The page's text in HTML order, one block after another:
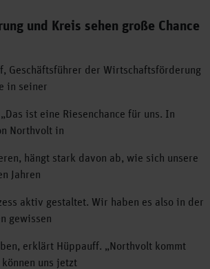
und Kreis sehen große Chance
Geschäftsführer der Wirtschaftsförderung
in seiner
ist eine Riesenchance für uns. In
Northvolt in
hängt stark davon ab, wie sich unsere
Jahren
aktiv gestaltet. Wir haben es also in der
gewissen
erklärt Hüppauff. „Northvolt kommt
uns jetzt